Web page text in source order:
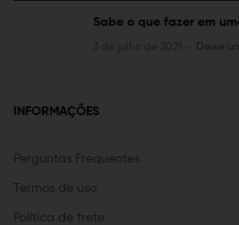
Sabe o que fazer em
Deixe
INFORMAÇÕES
Perguntas Frequentes
Termos de uso
Política de frete